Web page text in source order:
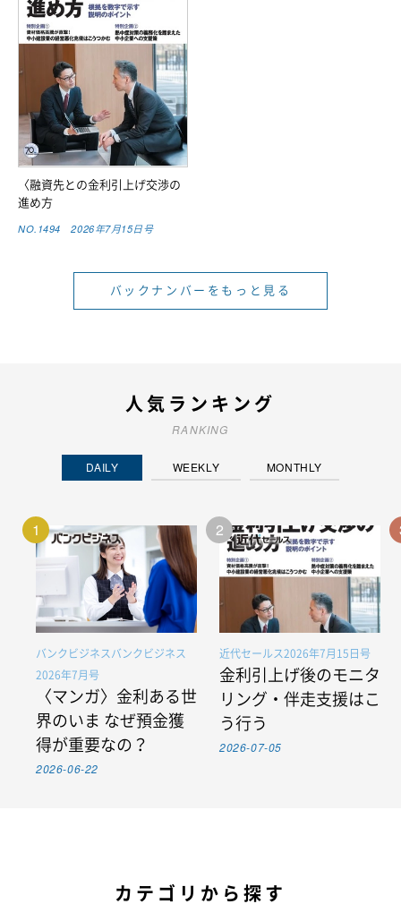
〈融資先との金利引上げ交渉の
進め方
NO.1494 2026年7月15日号
バックナンバーをもっと見る
人気ランキング
RANKING
DAILY WEEKLY MONTHLY
1
バンクビジネスバンクビジネス
2026年7月号
〈マンガ〉金利ある世
界のいま なぜ預金獲
得が重要なの？
2026-06-22
2
近代セールス2026年7月15日号
金利引上げ後のモニタ
リング・伴走支援はこ
う行う
2026-07-05
カテゴリから探す